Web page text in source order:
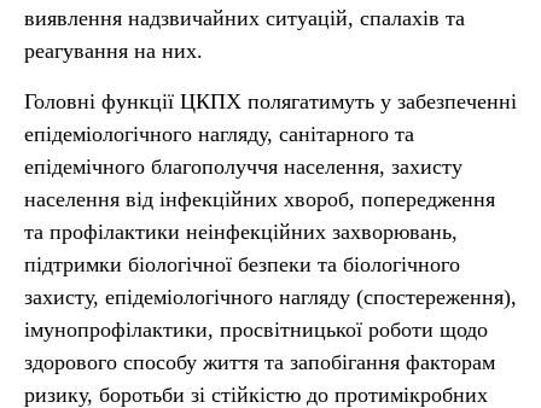
виявлення надзвичайних ситуацій, спалахів та
реагування на них.
Головні функції ЦКПХ полягатимуть у забезпеченні
епідеміологічного нагляду, санітарного та
епідемічного благополуччя населення, захисту
населення від інфекційних хвороб, попередження
та профілактики неінфекційних захворювань,
підтримки біологічної безпеки та біологічного
захисту, епідеміологічного нагляду (спостереження),
імунопрофілактики, просвітницької роботи щодо
здорового способу життя та запобігання факторам
ризику, боротьби зі стійкістю до протимікробних